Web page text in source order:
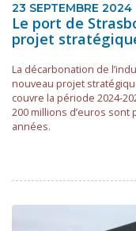
23 SEPTEMBRE 2024
Le port de
projet
La décarbonation de
nouveau projet
couvre la période 2024-
200 millions d’euros
années.